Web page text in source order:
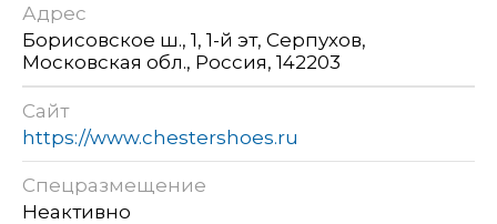
Адрес
Борисовское ш., 1, 1-й эт, Серпухов,
Московская обл., Россия, 142203
Сайт
https://www.chestershoes.ru
Спецразмещение
Неактивно